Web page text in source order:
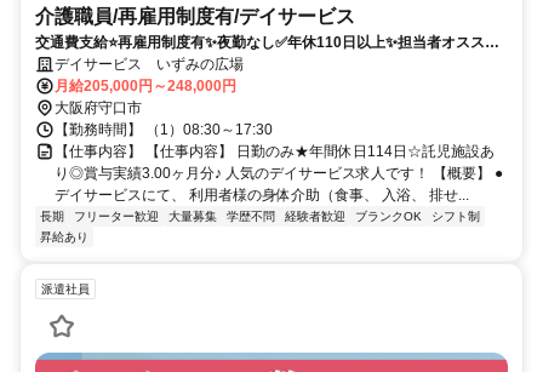
介護職員/再雇用制度有/デイサービス
交通費支給⭐️再雇用制度有✨夜勤なし✅️年休110日以上✨担当者オススメ
⭕️研修支援有✨経験者優遇❗️車通勤ＯＫ
デイサービス いずみの広場
月給205,000円～248,000円
大阪府守口市
【勤務時間】 （1）08:30～17:30
【仕事内容】 【仕事内容】 日勤のみ★年間休日114日☆託児施設あ
り◎賞与実績3.00ヶ月分♪ 人気のデイサービス求人です！ 【概要】 ●
デイサービスにて、 利用者様の身体介助（食事、 入浴、 排せ...
長期 フリーター歓迎 大量募集 学歴不問 経験者歓迎 ブランクOK
シフト制
昇給あり
派遣社員